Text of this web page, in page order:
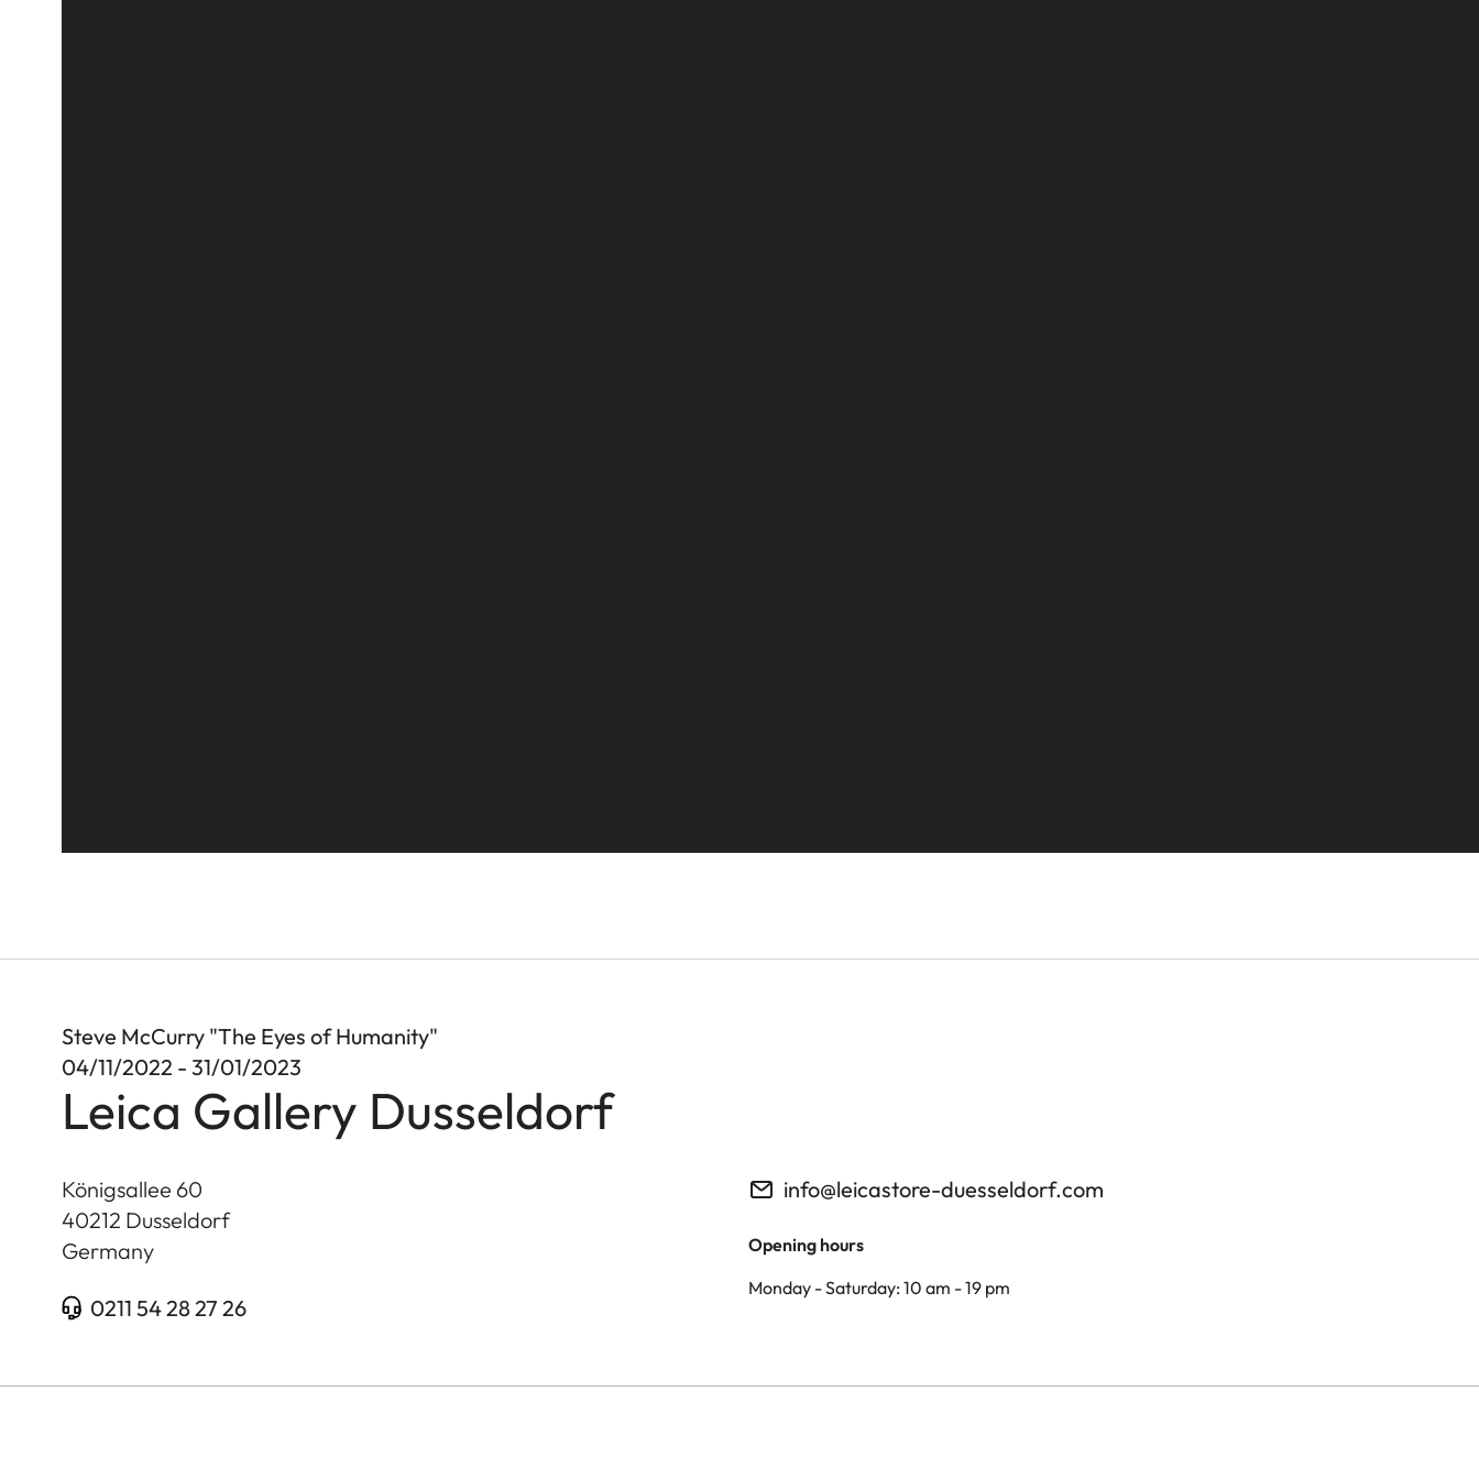
Steve McCurry "The Eyes of Humanity"
04/11/2022 - 31/01/2023
Leica Gallery Dusseldorf
Königsallee 60
40212 Dusseldorf
Germany
0211 54 28 27 26
info@leicastore-duesseldorf.com
Opening hours
Monday - Saturday: 10 am - 19 pm